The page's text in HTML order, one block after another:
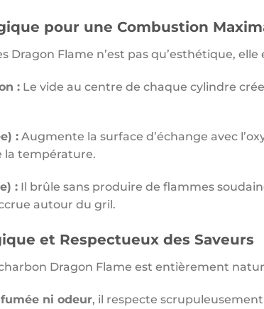
pour une Combustion
Dragon Flame n’est pas qu’esthétique,
:Le vide au centre de chaque cylindre
:Augmente la surface d’échange avec
la température.
:Il brûle sans produire de flammes
autour du gril.
et Respectueux des Saveurs
Dragon Flame est entièrement
ni odeur, il respecte